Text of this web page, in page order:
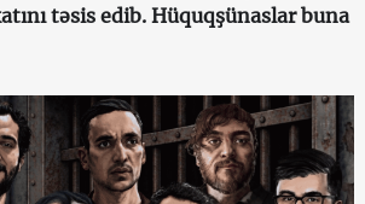
təsis edib. Hüquqşünaslar buna